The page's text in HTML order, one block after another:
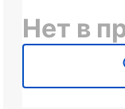
Нет в